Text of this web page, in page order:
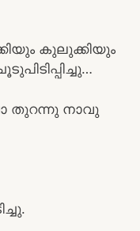
കുലുക്കിയും
തുറന്നു നാവു